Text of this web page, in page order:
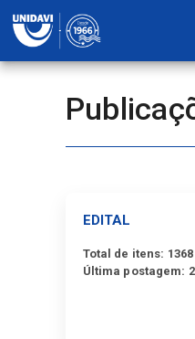
EDITAL
Total de itens: 1368
Última postagem: